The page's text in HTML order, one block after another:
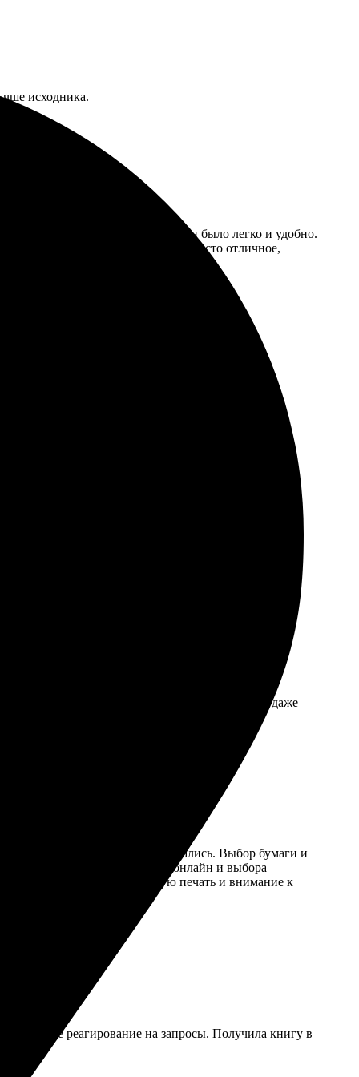
исходника.
на сайте, выбрать шаблон было легко и удобно.
выдачи. Качество печати просто отличное,
ответили на вопросы и проконсультировали.
без задержек, качество на высоте. Обязательно
сайта, все интуитивно понятно. Доставили даже
заказывать еще.
что все этапы согласовывались. Выбор бумаги и
возможность редактирования онлайн и выбора
тем, кто ценит качественную печать и внимание к
Быстрое реагирование на запросы. Получила книгу в